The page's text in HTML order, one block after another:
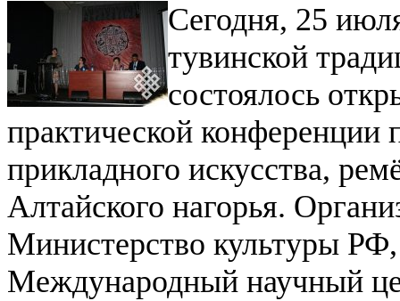
Сегодня, 25
тувинской
состоялось
практической конференции
прикладного искусства,
Алтайского нагорья.
Министерство культуры
Международный научный